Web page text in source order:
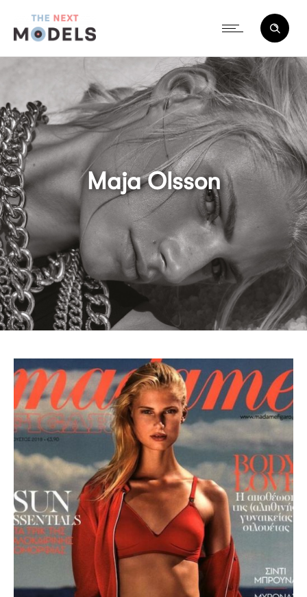
Maja Olsson